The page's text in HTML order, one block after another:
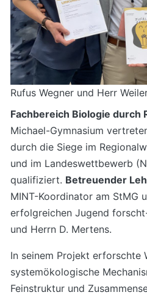
Rufus Wegner und Herr
Fachbereich Biologie durch
Michael-Gymnasium
durch die Siege im
und im Landeswettbewerb
qualifiziert. Betreuender
MINT-Koordinator am StMG
erfolgreichen Jugend
und Herrn D. Mertens.
In seinem Projekt erforschte
systemökologische
Feinstruktur und